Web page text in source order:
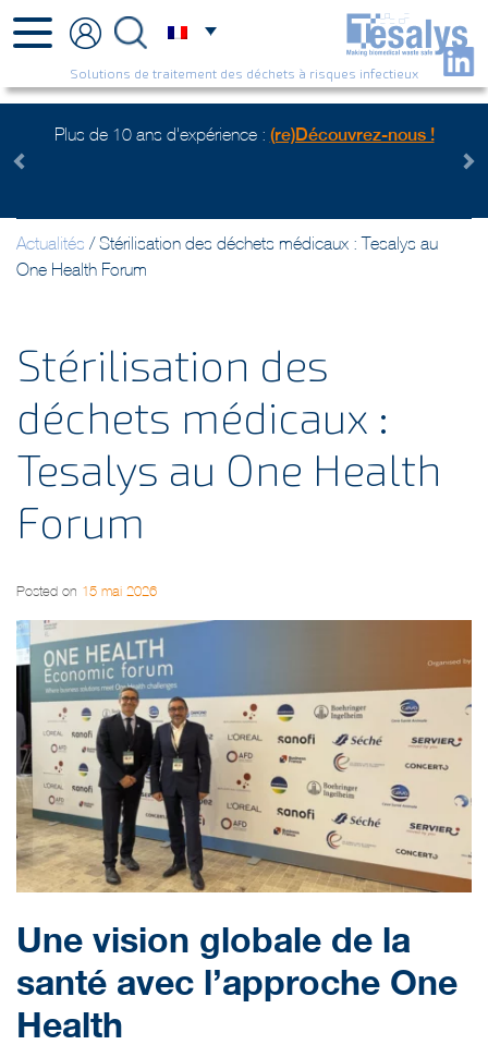
Solutions de traitement des déchets à risques infectieux
Plus de 10 ans d'expérience : (re)Découvrez-nous !
Next
Actualités/Stérilisation des déchets médicaux : Tesalys au
One Health Forum
Stérilisation des
déchets médicaux :
Tesalys au One Health
Forum
santé avec l’approche One
Health
À l’occasion de la Journée mondiale de la santé 2026, Tesalys